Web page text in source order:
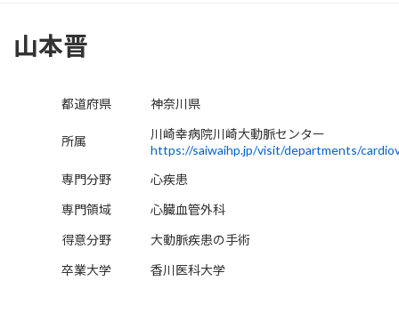
山本晋
都道府県 神奈川県
所属
川崎幸病院川崎大動脈センター
https://saiwaihp.jp/visit/departments/
専門分野
心疾患
専門領域
心臓血管外科
得意分野
大動脈疾患の手術
卒業大学
香川医科大学